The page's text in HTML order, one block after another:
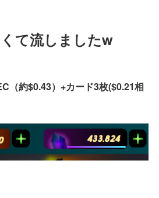
くて流しましたw
（約$0.43）+カード3枚($0.21相